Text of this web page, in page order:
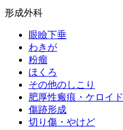
形成外科
眼瞼下垂
わきが
粉瘤
ほくろ
その他のしこり
肥厚性瘢痕・ケロイド
傷跡形成
切り傷・やけど